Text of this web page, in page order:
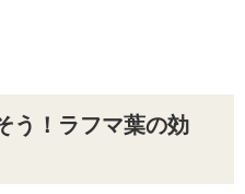
う！ラフマ葉の効